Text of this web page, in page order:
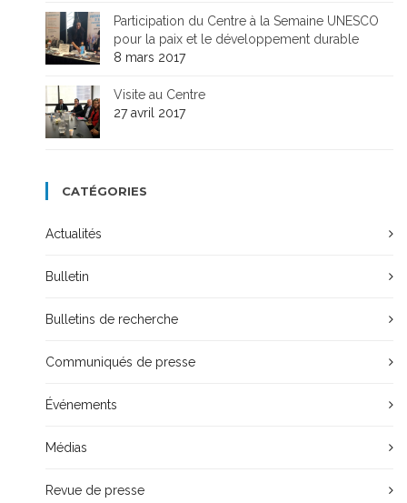
Participation du Centre à la Semaine UNESCO
pour la paix et le développement durable
8 mars 2017
Visite au Centre
27 avril 2017
CATÉGORIES
Actualités
Bulletin
Bulletins de recherche
Communiqués de presse
Événements
Médias
Revue de presse